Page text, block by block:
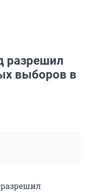
разрешил
выборов в